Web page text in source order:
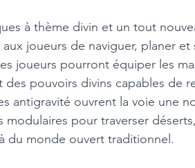
à thème divin et un tout
joueurs de naviguer, planer et
joueurs pourront équiper les
pouvoirs divins capables de
antigravité ouvrent la voie une
pour traverser
du monde ouvert traditionnel.